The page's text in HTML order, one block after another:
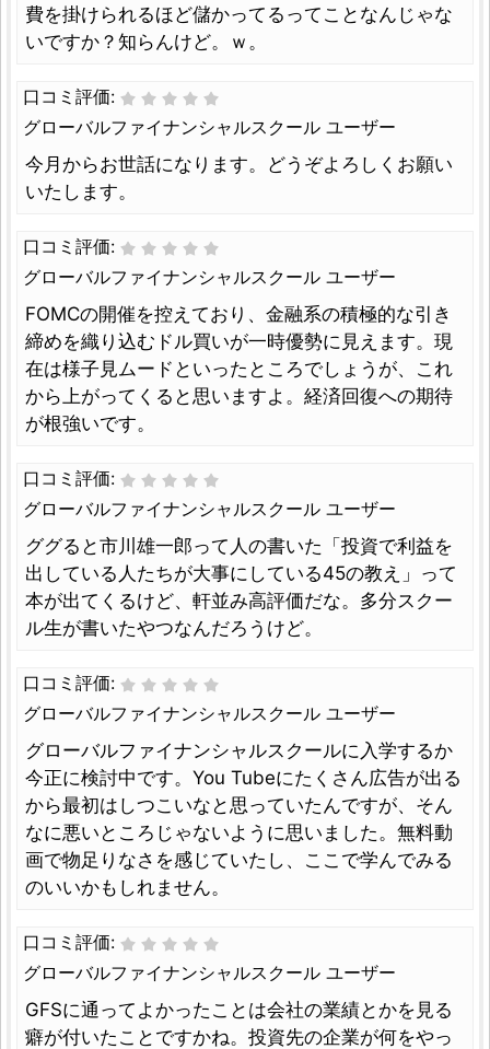
費を掛けられるほど儲かってるってことなんじゃな
いですか？知らんけど。ｗ。
口コミ評価:
グローバルファイナンシャルスクール ユーザー
今月からお世話になります。どうぞよろしくお願い
いたします。
口コミ評価:
グローバルファイナンシャルスクール ユーザー
FOMCの開催を控えており、金融系の積極的な引き
締めを織り込むドル買いが一時優勢に見えます。現
在は様子見ムードといったところでしょうが、これ
から上がってくると思いますよ。経済回復への期待
が根強いです。
口コミ評価:
グローバルファイナンシャルスクール ユーザー
ググると市川雄一郎って人の書いた「投資で利益を
出している人たちが大事にしている45の教え」って
本が出てくるけど、軒並み高評価だな。多分スクー
ル生が書いたやつなんだろうけど。
口コミ評価:
グローバルファイナンシャルスクール ユーザー
グローバルファイナンシャルスクールに入学するか
今正に検討中です。You Tubeにたくさん広告が出る
から最初はしつこいなと思っていたんですが、そん
なに悪いところじゃないように思いました。無料動
画で物足りなさを感じていたし、ここで学んでみる
のいいかもしれません。
口コミ評価:
グローバルファイナンシャルスクール ユーザー
GFSに通ってよかったことは会社の業績とかを見る
癖が付いたことですかね。投資先の企業が何をやっ